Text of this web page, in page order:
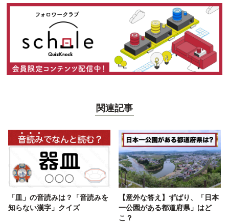
関連記事
「皿」の音読みは？「音読みを
知らない漢字」クイズ
【意外な答え】ずばり、「日本
一公園がある都道府県」はど
こ？